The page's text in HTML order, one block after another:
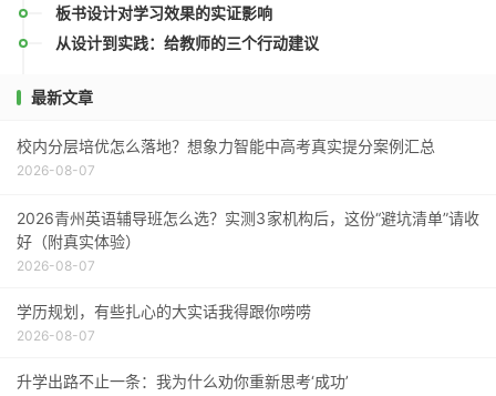
板书设计对学习效果的实证影响
从设计到实践：给教师的三个行动建议
最新文章
校内分层培优怎么落地？想象力智能中高考真实提分案例汇总
2026-08-07
2026青州英语辅导班怎么选？实测3家机构后，这份“避坑清单”请收
好（附真实体验）
2026-08-07
学历规划，有些扎心的大实话我得跟你唠唠
2026-08-07
升学出路不止一条：我为什么劝你重新思考‘成功’